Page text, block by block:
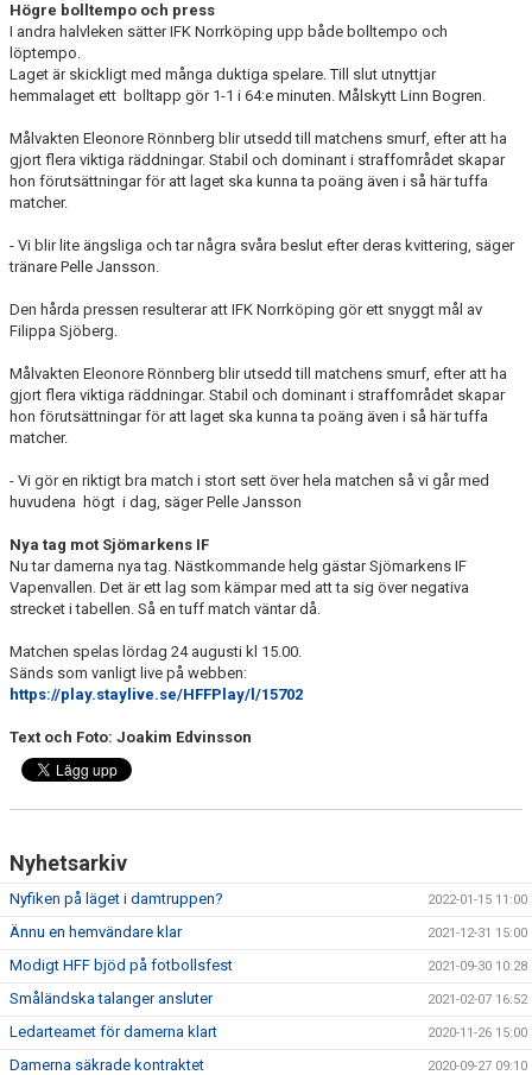
Högre bolltempo och press
I andra halvleken sätter IFK Norrköping upp både bolltempo och
löptempo.
Laget är skickligt med många duktiga spelare. Till slut utnyttjar
hemmalaget ett bolltapp gör 1-1 i 64:e minuten. Målskytt Linn Bogren.
Målvakten Eleonore Rönnberg blir utsedd till matchens smurf, efter att ha
gjort flera viktiga räddningar. Stabil och dominant i straffområdet skapar
hon förutsättningar för att laget ska kunna ta poäng även i så här tuffa
matcher.
- Vi blir lite ängsliga och tar några svåra beslut efter deras kvittering, säger
tränare Pelle Jansson.
Den hårda pressen resulterar att IFK Norrköping gör ett snyggt mål av
Filippa Sjöberg.
Målvakten Eleonore Rönnberg blir utsedd till matchens smurf, efter att ha
gjort flera viktiga räddningar. Stabil och dominant i straffområdet skapar
hon förutsättningar för att laget ska kunna ta poäng även i så här tuffa
matcher.
- Vi gör en riktigt bra match i stort sett över hela matchen så vi går med
huvudena högt i dag, säger Pelle Jansson
Nya tag mot Sjömarkens IF
Nu tar damerna nya tag. Nästkommande helg gästar Sjömarkens IF
Vapenvallen. Det är ett lag som kämpar med att ta sig över negativa
strecket i tabellen. Så en tuff match väntar då.
Matchen spelas lördag 24 augusti kl 15.00.
Sänds som vanligt live på webben:
https://play.staylive.se/HFFPlay/l/15702
Text och Foto: Joakim Edvinsson
Nyhetsarkiv
Nyfiken på läget i damtruppen? 2022-01-15 11:00
Ännu en hemvändare klar 2021-12-31 15:00
Modigt HFF bjöd på fotbollsfest 2021-09-30 10:28
Småländska talanger ansluter 2021-02-07 16:52
Ledarteamet för damerna klart 2020-11-26 15:00
Damerna säkrade kontraktet 2020-09-27 09:10